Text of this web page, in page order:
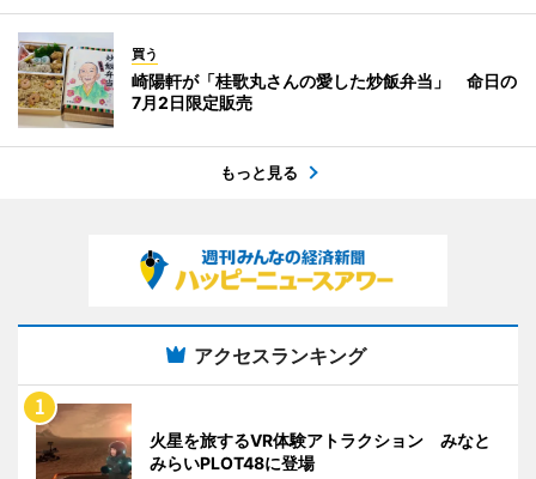
買う
崎陽軒が「桂歌丸さんの愛した炒飯弁当」 命日の
7月2日限定販売
もっと見る
アクセスランキング
火星を旅するVR体験アトラクション みなと
みらいPLOT48に登場